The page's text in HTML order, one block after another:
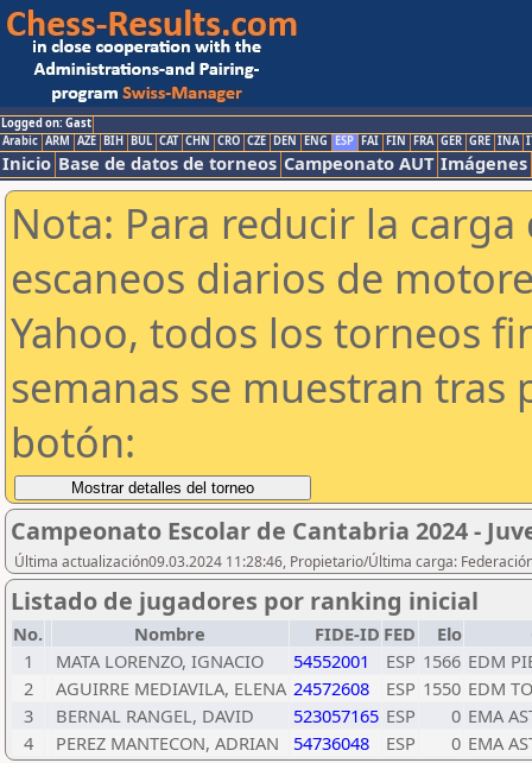
Logged on: Gast
Arabic ARM AZE BIH BUL CAT CHN CRO CZE DEN ENG ESP FAI FIN FRA GER GRE INA
Inicio Base de datos de torneos Campeonato AUT Imágenes
Nota: Para reducir la
escaneos diarios de
Yahoo, todos los torneos
semanas se muestran tras
botón:
Campeonato Escolar de Cantabria 2024 -
Última actualización09.03.2024 11:28:46, Propietario/Última carga:
Listado de jugadores por ranking inicial
No. Nombre FIDE-ID FED Elo
1
MATA LORENZO, IGNACIO 54552001 ESP 1566 EDM
2
AGUIRRE MEDIAVILA, ELENA 24572608 ESP 1550 EDM
3
BERNAL RANGEL, DAVID 523057165 ESP 0 EMA
4
PEREZ MANTECON, ADRIAN 54736048 ESP 0 EMA